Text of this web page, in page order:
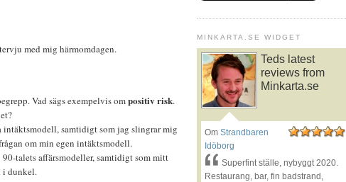
med mig härmomdagen.
Vad sägs exempelvis ompositiv risk.
intäktsmodell, samtidigt som jag slingrar mig
om min egen intäktsmodell.
90-talets affärsmodeller, samtidigt som mitt
i dunkel.
MINKARTA.SE WIDGET
Teds latest
reviews from
Minkarta.se
Om Strandbaren
Idöborg
Superfint ställe, nybyggt 2020.
Restaurang, bar, fin badstrand,